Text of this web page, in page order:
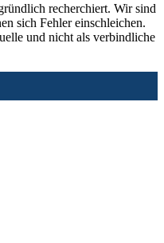
recherchiert. Wir sind
sich Fehler einschleichen.
und nicht als verbindliche